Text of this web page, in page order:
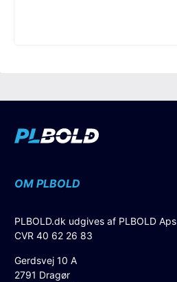
OM PLBOLD
PLBOLD.dk udgives af PLBOLD Aps
CVR 40 62 26 83
Gerdsvej 10 A
2791 Dragør